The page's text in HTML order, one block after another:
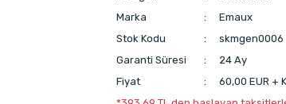
Marka
Emaux
Stok Kodu
skmgen0006
Garanti Süresi
24 Ay
Fiyat
60,00 EUR +